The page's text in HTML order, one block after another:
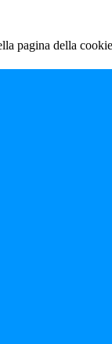
pagina della